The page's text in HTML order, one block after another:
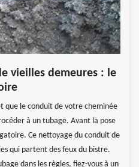
vieilles demeures : le
que le conduit de votre cheminée
à un tubage. Avant la pose
Ce nettoyage du conduit de
qui partent des feux du bistre.
dans les règles, fiez-vous à un